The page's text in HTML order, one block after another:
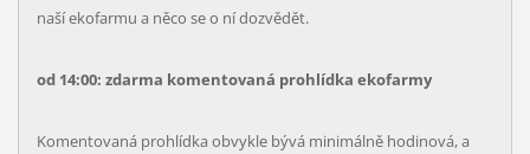
naší ekofarmu a něco se o ní dozvědět.
od 14:00: zdarma komentovaná prohlídka ekofarmy
Komentovaná prohlídka obvykle bývá minimálně hodinová, a